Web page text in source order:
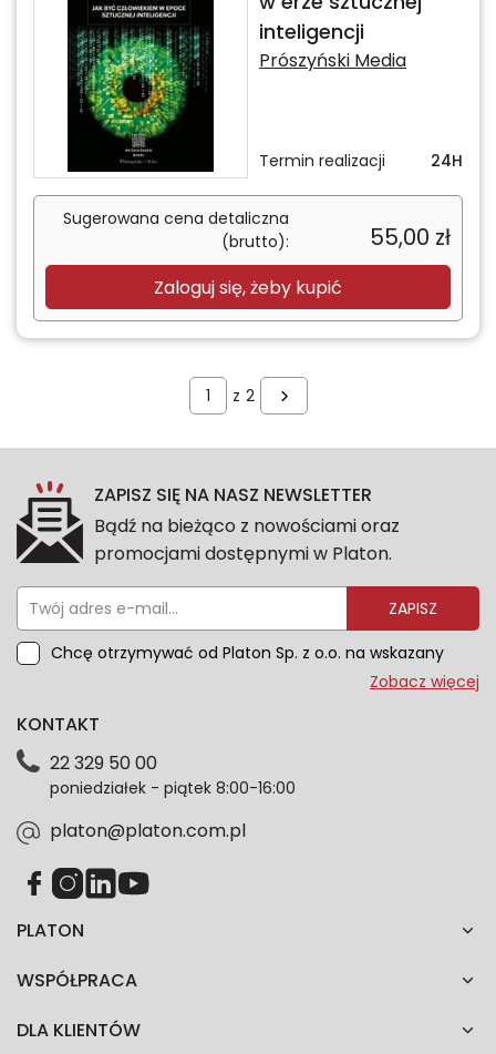
inteligencji
Prószyński Media
Termin realizacji 24H
Sugerowana cena detaliczna
(brutto):
55,00 zł
Zaloguj się, żeby kupić
z 2
ZAPISZ SIĘ NA NASZ NEWSLETTER
Bądź na bieżąco z nowościami oraz
promocjami dostępnymi w Platon.
ZAPISZ
Chcę otrzymywać od Platon Sp. z o.o. na wskazany
przeze mnie adres e-mail informacje marketingowe
dotyczące danych osobowych znajdziesz w naszej
każdym czasie. Wycofanie zgody nie wpłynie na
zgodność z prawem przetwarzania dokonanego przed
Zobacz więcej
PLATON
WSPÓŁPRACA
DLA KLIENTÓW
KONTAKT
22 329 50 00
poniedziałek - piątek 8:00-16:00
platon@platon.com.pl